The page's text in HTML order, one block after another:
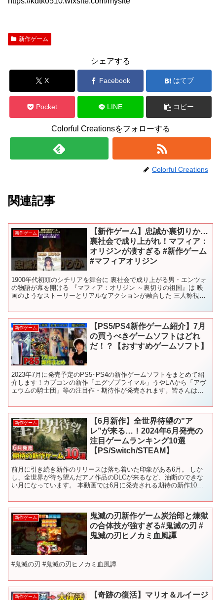
新作ゲーム
シェアする
X Facebook はてブ
Pocket LINE コピー
Colorful Creationsをフォローする
Colorful Creations
関連記事
新作ゲーム
【新作ゲーム】忠誠か裏切りか…
裏社会で成り上がれ！マフィア：
オリジンが凄すぎる #新作ゲーム
#マフィアオリジン
1900年代初頭のシチリアを舞台に 裏社会で成り上がる男・エンツォ
の物語が幕を開ける 『マフィア：オリジン ～裏切りの祖国』は 映
画のようなストーリーとリアルなアクションが融合した 三人称視点
新作ゲーム
【PS5/PS4新作ゲーム紹介】7月
の買うべきゲームソフトはどれ
だ！？【おすすめゲームソフト】
2023年7月に発売予定のPS5･PS4の新作ゲームソフトをまとめて紹
介します！カプコンの新作「エグゾプライマル」うやEAから「アヴ
ェウムの騎士団」等の注目作・期待作が発売されます。皆さんはど
新作ゲーム
【6月新作】全世界待望の”ア
レ”が来る…！2024年6月発売の
注目ゲームランキング10選
【PS/Switch/STEAM】
前月に引き続き新作のリリースは落ち着いた印象がある6月。 しか
し、全世界が待ち望んだアノ作品のDLCが来るなど、油断のできな
い月になっています。 本動画では6月に発売される期待の新作10タ
新作ゲーム
鬼滅の刃新作ゲーム炭治郎と煉獄
の合体技が強すぎる#鬼滅の刃 #
鬼滅の刃ヒノカミ血風譚
#鬼滅の刃 #鬼滅の刃ヒノカミ血風譚
新作ゲーム
【奇跡の復活】マリオ＆ルイージ